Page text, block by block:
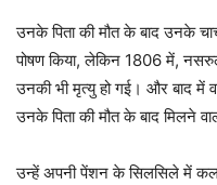
उनके पिता की मौत के बाद उनके
पोषण किया, लेकिन 1806 में,
उनकी भी मृत्यु हो गई। और बाद में
उनके पिता की मौत के बाद मिलने
उन्हें अपनी पेंशन के सिलसिले में